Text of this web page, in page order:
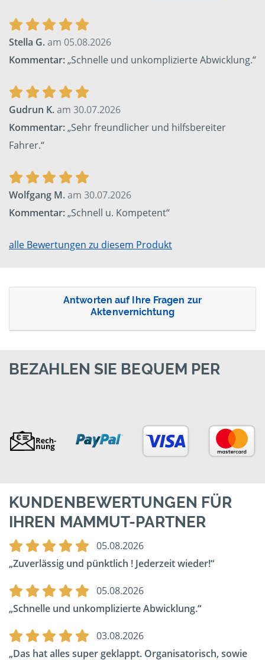
Stella G.am 05.08.2026
Kommentar:„Schnelle und unkomplizierte Abwicklung.“
Gudrun K.am 30.07.2026
Kommentar:„Sehr freundlicher und hilfsbereiter
Fahrer.“
Wolfgang M.am 30.07.2026
Kommentar:„Schnell u. Kompetent“
alle Bewertungen zu diesem Produkt
Antworten auf Ihre Fragen zur
Aktenvernichtung
BEZAHLEN SIE BEQUEM PER
KUNDENBEWERTUNGEN FÜR
IHREN MAMMUT-PARTNER
05.08.2026
Zuverlässig und pünktlich ! Jederzeit wieder!
05.08.2026
Schnelle und unkomplizierte Abwicklung.
03.08.2026
Das hat alles super geklappt. Organisatorisch, sowie